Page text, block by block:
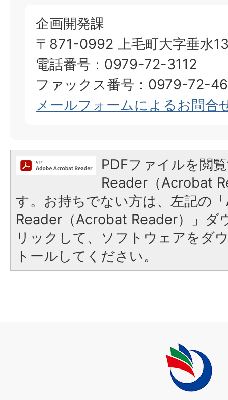
企画開発課
〒871-0992 上毛町大字垂水
電話番号：0979-72-3112
ファックス番号：0979-72-
メールフォームによるお問合
PDFファイルを閲
Reader（Acrobat
す。お持ちでない方は、左記の
Reader（Acrobat Reader）」ダ
リックして、ソフトウェアをダ
トールしてください。